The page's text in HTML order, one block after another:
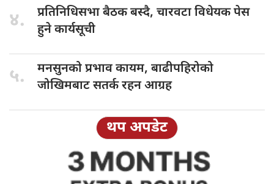
४. प्रतिनिधिसभा बैठकबस्दै, चारवटा विधेयक पेस
हुने कार्यसूची
५. मनसुनको प्रभावकायम, बाढीपहिरोको
जोखिमबाट सतर्क रहन आग्रह
थप अपडेट